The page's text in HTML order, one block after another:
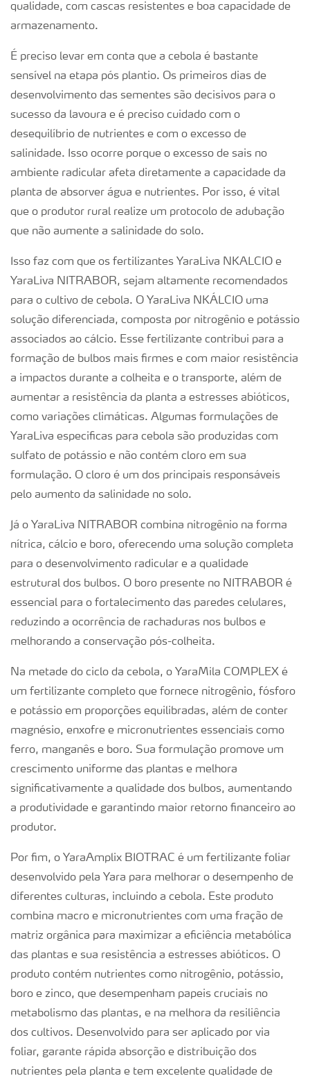
qualidade, com cascas resistentes e boa capacidade de
armazenamento.
É preciso levar em conta que a cebola é bastante
sensível na etapa pós plantio. Os primeiros dias de
desenvolvimento das sementes são decisivos para o
sucesso da lavoura e é preciso cuidado com o
desequilíbrio de nutrientes e com o excesso de
salinidade. Isso ocorre porque o excesso de sais no
ambiente radicular afeta diretamente a capacidade da
planta de absorver água e nutrientes. Por isso, é vital
que o produtor rural realize um protocolo de adubação
que não aumente a salinidade do solo.
Isso faz com que os fertilizantes YaraLiva NKALCIO e
YaraLiva NITRABOR, sejam altamente recomendados
para o cultivo de cebola. O YaraLiva NKÁLCIO uma
solução diferenciada, composta por nitrogênio e potássio
associados ao cálcio. Esse fertilizante contribui para a
formação de bulbos mais firmes e com maior resistência
a impactos durante a colheita e o transporte, além de
aumentar a resistência da planta a estresses abióticos,
como variações climáticas. Algumas formulações de
YaraLiva especificas para cebola são produzidas com
sulfato de potássio e não contém cloro em sua
formulação. O cloro é um dos principais responsáveis
pelo aumento da salinidade no solo.
Já o YaraLiva NITRABOR combina nitrogênio na forma
nítrica, cálcio e boro, oferecendo uma solução completa
para o desenvolvimento radicular e a qualidade
estrutural dos bulbos. O boro presente no NITRABOR é
essencial para o fortalecimento das paredes celulares,
reduzindo a ocorrência de rachaduras nos bulbos e
melhorando a conservação pós-colheita.
Na metade do ciclo da cebola, o YaraMila COMPLEX é
um fertilizante completo que fornece nitrogênio, fósforo
e potássio em proporções equilibradas, além de conter
magnésio, enxofre e micronutrientes essenciais como
ferro, manganês e boro. Sua formulação promove um
crescimento uniforme das plantas e melhora
significativamente a qualidade dos bulbos, aumentando
a produtividade e garantindo maior retorno financeiro ao
produtor.
Por fim, o YaraAmplix BIOTRAC é um fertilizante foliar
desenvolvido pela Yara para melhorar o desempenho de
diferentes culturas, incluindo a cebola. Este produto
combina macro e micronutrientes com uma fração de
matriz orgânica para maximizar a eficiência metabólica
das plantas e sua resistência a estresses abióticos. O
produto contém nutrientes como nitrogênio, potássio,
boro e zinco, que desempenham papeis cruciais no
metabolismo das plantas, e na melhora da resiliência
dos cultivos. Desenvolvido para ser aplicado por via
foliar, garante rápida absorção e distribuição dos
nutrientes pela planta e tem excelente qualidade de